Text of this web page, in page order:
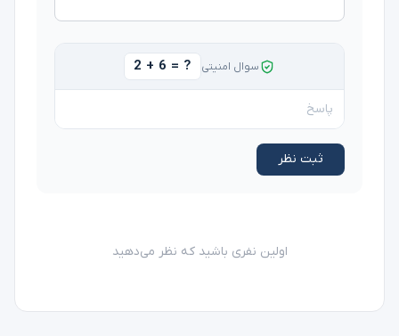
سوال امنیتی 2 + 6 = ?
ثبت نظر
اولین نفری باشید که نظر می‌دهید